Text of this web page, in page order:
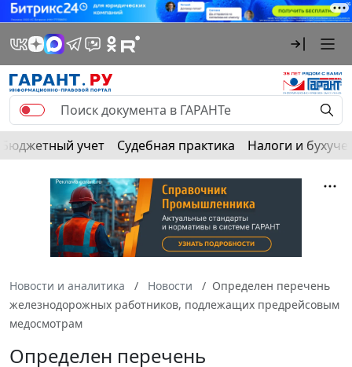
Бюджетный учет Судебная практика Налоги и
Новости и аналитика Новости
Определен перечень
железнодорожных работников, подлежащих предрейсовым
медосмотрам
Определен перечень